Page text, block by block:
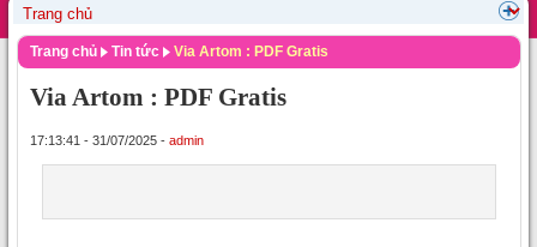
Trang chủ Tin tức Via Artom : PDF Gratis
Via Artom : PDF Gratis
17:13:41 - 31/07/2025 - admin